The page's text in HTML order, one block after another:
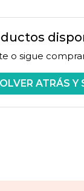
o sigue
ATRÁS Y